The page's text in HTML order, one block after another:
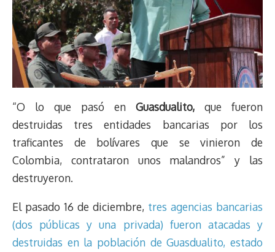
“O lo que pasó en Guasdualito, que fueron
destruidas tres entidades bancarias por los
traficantes de bolívares que se vinieron de
Colombia, contrataron unos malandros” y las
destruyeron.
El pasado 16 de diciembre, tres agencias bancarias
(dos públicas y una privada) fueron atacadas y
destruidas en la población de Guasdualito, estado